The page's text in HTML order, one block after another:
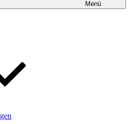
Menü